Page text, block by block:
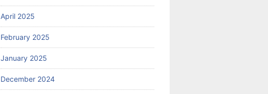
April 2025
February 2025
January 2025
December 2024